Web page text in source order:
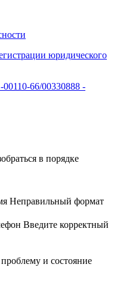
юридического
66/00330888 -
в порядке
Неправильный формат
Введите корректный
и состояние